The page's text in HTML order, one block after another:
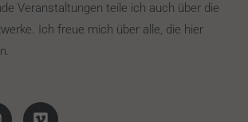
Veranstaltungen teile ich auch über die
Ich freue mich über alle, die hier
.